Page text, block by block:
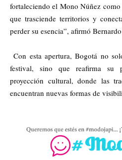
fortaleciendo el Mono Núñez
que trasciende territorios y
perder su esencia”, afirmó
Con esta apertura, Bogotá no
festival, sino que reafirma su
proyección cultural, donde las
encuentran nuevas formas de